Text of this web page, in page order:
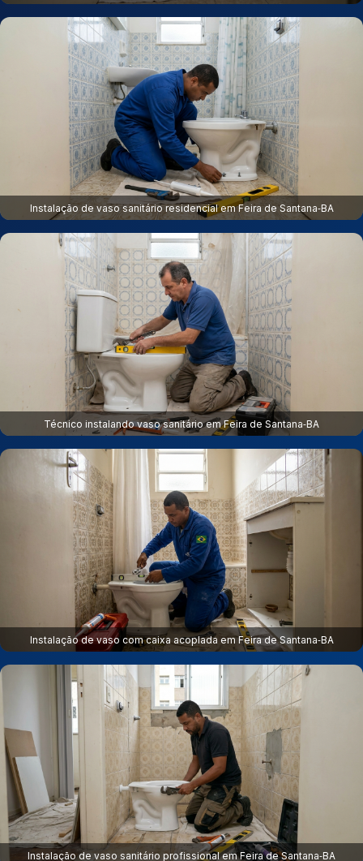
Instalação de vaso sanitário residencial em Feira de Santana‑BA
Técnico instalando vaso sanitário em Feira de Santana‑BA
Instalação de vaso com caixa acoplada em Feira de Santana‑BA
Instalação de vaso sanitário profissional em Feira de Santana‑BA